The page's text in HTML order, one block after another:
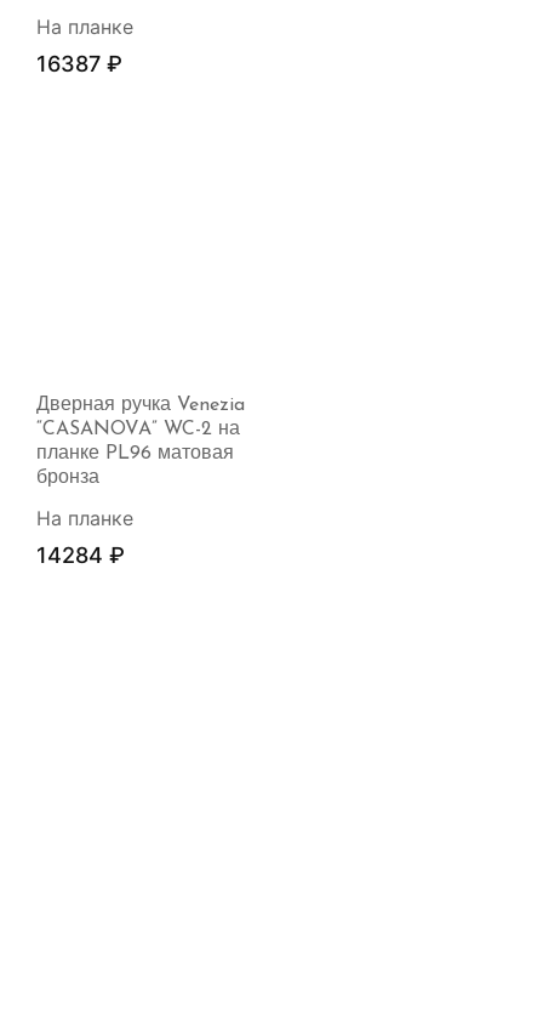
На планке
16387 ₽
Дверная ручка Venezia
“CASANOVA” WC-2 на
планке PL96 матовая
бронза
На планке
14284 ₽